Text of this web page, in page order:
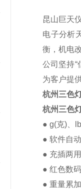
昆山巨天
电子分析
衡，机电
公司坚持
为客户提
杭州三色
杭州三色
● g(克)、
● 软件自
● 充插两
● 红色数
● 重量累